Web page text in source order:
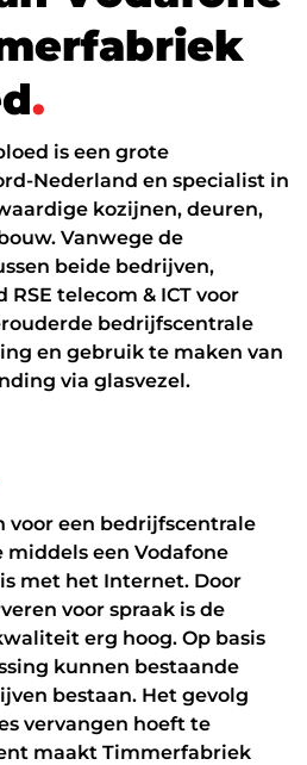
internet
erfabriek
d.
is een grote
Nederland en specialist in
kozijnen, deuren,
Vanwege de
beide bedrijven,
telecom & ICT voor
bedrijfscentrale
en gebruik te maken van
via glasvezel.
voor een bedrijfscentrale
middels een Vodafone
met het Internet. Door
voor spraak is de
erg hoog. Op basis
kunnen bestaande
bestaan. Het gevolg
vervangen hoeft te
maakt Timmerfabriek